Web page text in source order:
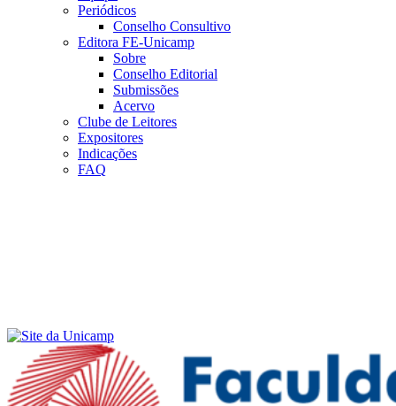
Periódicos
Conselho Consultivo
Editora FE-Unicamp
Sobre
Conselho Editorial
Submissões
Acervo
Clube de Leitores
Expositores
Indicações
FAQ